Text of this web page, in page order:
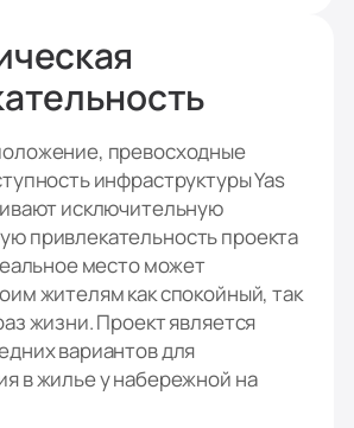
превосходные
инфраструктуры Yas
исключительную
привлекательность проекта
место может
жителям как спокойный, так
жизни. Проект является
вариантов для
в жилье у набережной на